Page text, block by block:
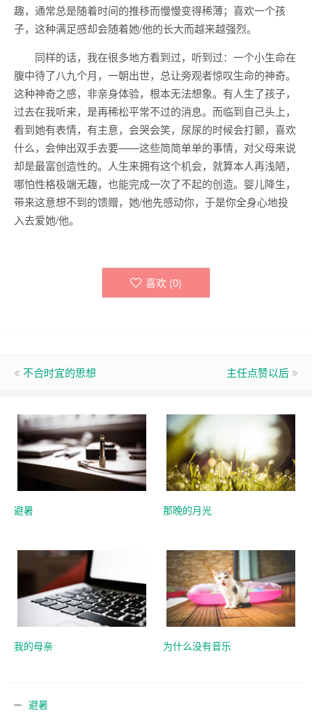
趣，通常总是随着时间的推移而慢慢变得稀薄；喜欢一个孩
子，这种满足感却会随着她/他的长大而越来越强烈。
同样的话，我在很多地方看到过，听到过：一个小生命在
腹中待了八九个月，一朝出世，总让旁观者惊叹生命的神奇。
这种神奇之感，非亲身体验，根本无法想象。有人生了孩子，
过去在我听来，是再稀松平常不过的消息。而临到自己头上，
看到她有表情，有主意，会哭会笑，尿尿的时候会打颤，喜欢
什么，会伸出双手去要——这些简简单单的事情，对父母来说
却是最富创造性的。人生来拥有这个机会，就算本人再浅陋，
哪怕性格极端无趣，也能完成一次了不起的创造。婴儿降生，
带来这意想不到的馈赠，她/他先感动你，于是你全身心地投
入去爱她/他。
喜欢 (0)
不合时宜的思想 主任点赞以后
避暑 那晚的月光
我的母亲 为什么没有音乐
避暑